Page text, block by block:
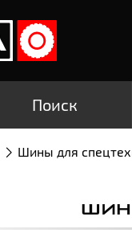
Поиск
Шины для